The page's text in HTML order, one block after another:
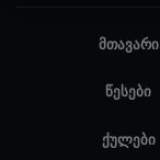
მთავარი
წესები
ქულები